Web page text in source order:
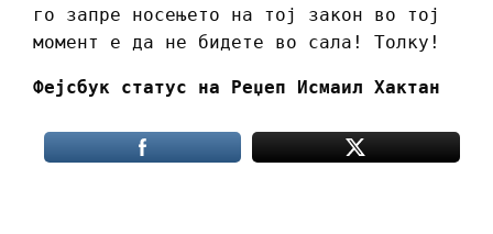
го запре носењето на тој закон во тој
момент е да не бидете во сала! Толку!
Фејсбук статус на Реџеп Исмаил Хактан